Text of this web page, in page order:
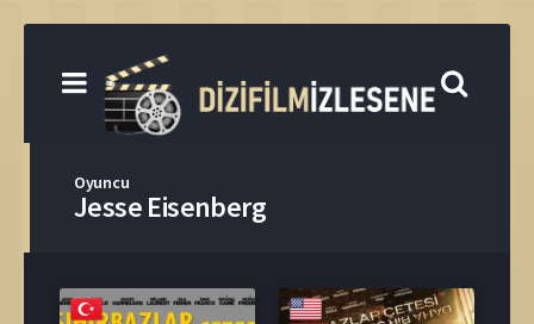
Oyuncu
Jesse Eisenberg